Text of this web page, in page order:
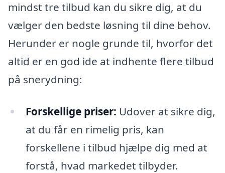
mindst tre tilbud kan du sikre dig, at du
vælger den bedste løsning til dine behov.
Herunder er nogle grunde til, hvorfor det
altid er en god ide at indhente flere tilbud
på snerydning:
Forskellige priser: Udover at sikre dig,
at du får en rimelig pris, kan
forskellene i tilbud hjælpe dig med at
forstå, hvad markedet tilbyder.